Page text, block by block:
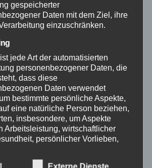
gespeicherter
Daten mit dem Ziel, ihre
einzuschränken.
jede Art der automatisierten
personenbezogener Daten, die
dass diese
Daten verwendet
bestimmte persönliche Aspekte,
eine natürliche Person beziehen,
insbesondere, um Aspekte
Arbeitsleistung, wirtschaftlicher
persönlicher Vorlieben,
oder Ortswechsel dieser